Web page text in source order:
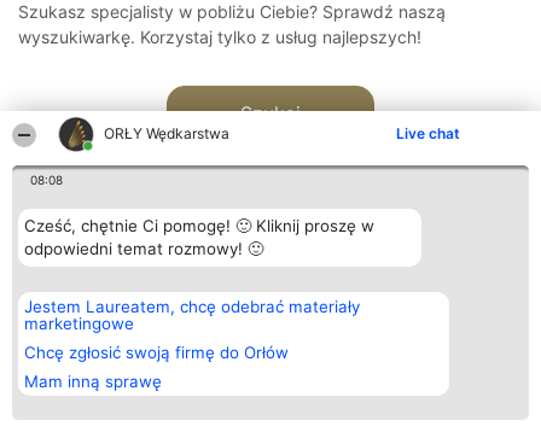
ORŁY Wędkarstwa Live chat
08:08
Cześć, chętnie Ci pomogę! 🙂 Kliknij proszę w
odpowiedni temat rozmowy! 🙂
Jestem Laureatem, chcę odebrać materiały
marketingowe
Chcę zgłosić swoją firmę do Orłów
Mam inną sprawę
Szukasz specjalisty w pobliżu Ciebie? Sprawdź naszą
wyszukiwarkę. Korzystaj tylko z usług najlepszych!
Szukaj
Organizator plebiscytu
Bright Side Solutions sp. z o.
o. sp. k.
ul. Ruska 22
Wrocław 50-079
KRS 0000749100 | Regon
381313360 | NIP 8943132676
Plebiscyt
Laureaci
wszystkich
Laureatów
Regulamin
Kontakt
Kontakt